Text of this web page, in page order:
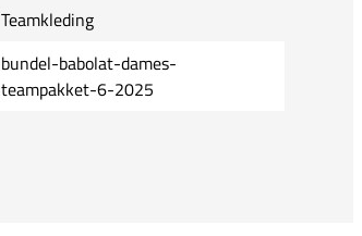
Teamkleding
bundel-babolat-dames-
teampakket-6-2025